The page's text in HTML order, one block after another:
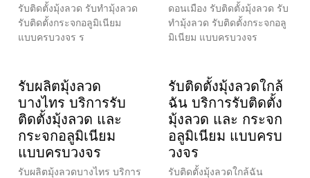
รับติดตั้งมุ้งลวด รับทำมุ้งลวด
รับติดตั้งกระจกอลูมิเนียม
แบบครบวงจร ร
ดอนเมือง รับติดตั้งมุ้งลวด รับ
ทำมุ้งลวด รับติดตั้งกระจกอลู
มิเนียม แบบครบวงจร
รับผลิตมุ้งลวด
บางไทร บริการรับ
ติดตั้งมุ้งลวด และ
กระจกอลูมิเนียม
แบบครบวงจร
รับผลิตมุ้งลวดบางไทร บริการ
รับติดตั้งมุ้งลวดใกล้
ฉัน บริการรับติดตั้ง
มุ้งลวด และ กระจก
อลูมิเนียม แบบครบ
วงจร
รับติดตั้งมุ้งลวดใกล้ฉัน